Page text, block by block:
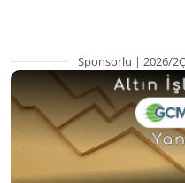
Sponsorlu | 2026/